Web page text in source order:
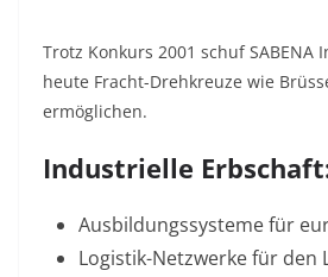
Trotz Konkurs 2001 schuf
heute Fracht-Drehkreuze wie
ermöglichen.
Industrielle
Ausbildungssysteme für
Logistik-Netzwerke für